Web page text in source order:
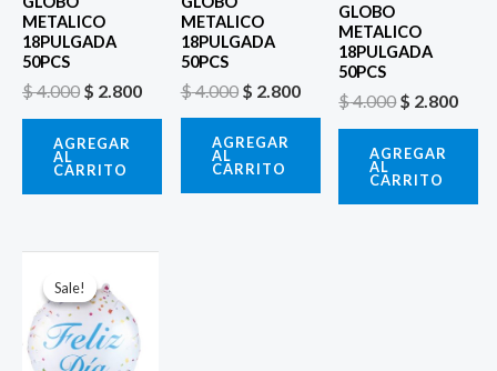
METALICO
18PULGADA
50PCS
$4.000 $ 2.800
AGREGAR
AL
CARRITO
METALICO
18PULGADA
50PCS
$4.000 $ 2.800
AGREGAR
AL
CARRITO
GLOBO
METALICO
18PULGADA
50PCS
$4.000$ 2.800
AGREGAR
AL
CARRITO
Sale!
Sale!precio
original
era:
$ 4.000.